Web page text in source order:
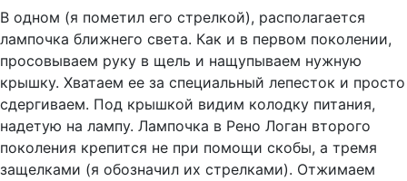
В одном (я пометил его стрелкой), располагается
лампочка ближнего света. Как и в первом поколении,
просовываем руку в щель и нащупываем нужную
крышку. Хватаем ее за специальный лепесток и просто
сдергиваем. Под крышкой видим колодку питания,
надетую на лампу. Лампочка в Рено Логан второго
поколения крепится не при помощи скобы, а тремя
защелками (я обозначил их стрелками). Отжимаем